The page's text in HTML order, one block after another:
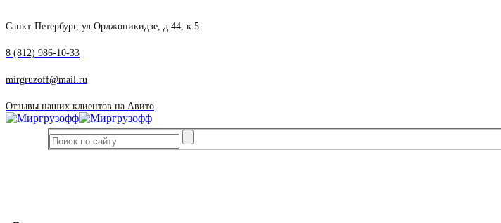
Санкт-Петербург, ул.Орджоникидзе, д.44, к.5
8 (812) 986-10-33
mirgruzoff@mail.ru
Отзывы наших клиентов на Авито